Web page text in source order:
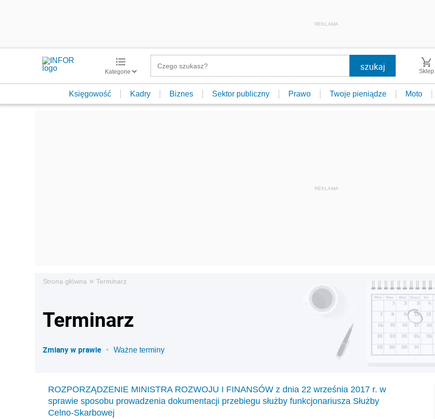
REKLAMA
Kategorie Sklep
Księgowość Kadry Biznes Sektor publiczny Prawo Twoje pieniądze Moto
Strona główna » Terminarz
Terminarz
Zmiany w prawie Ważne terminy
ROZPORZĄDZENIE MINISTRA ROZWOJU I FINANSÓW z dnia 22 września 2017 r. w
sprawie sposobu prowadzenia dokumentacji przebiegu służby funkcjonariusza Służby
Celno-Skarbowej